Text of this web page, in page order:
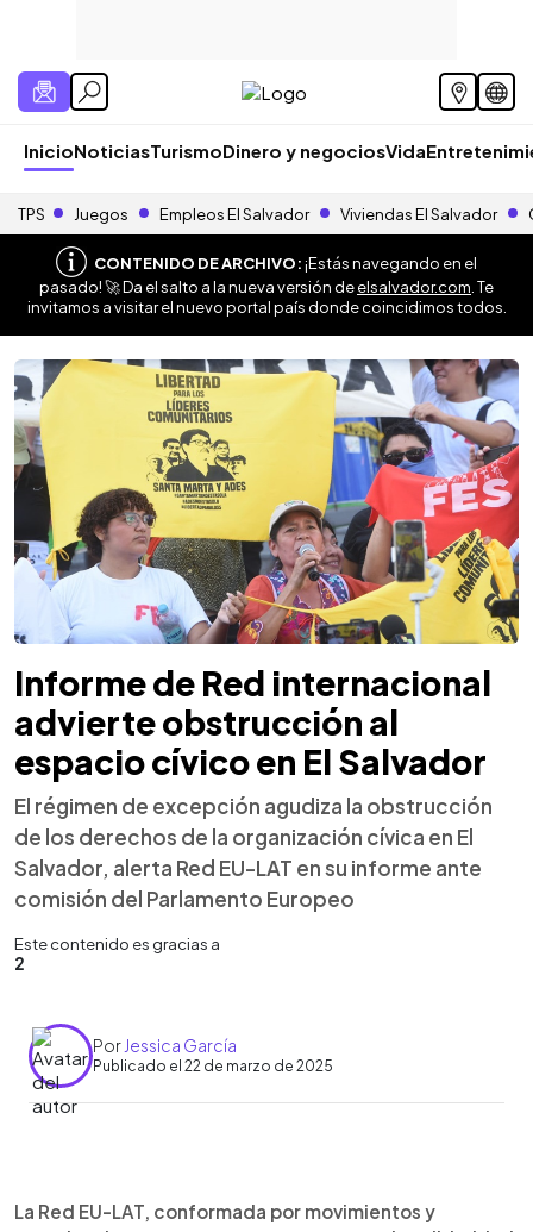
InicioNoticiasTurismoDinero y negociosVida
TPS Juegos Empleos El Salvador Viviendas El Salvador
CONTENIDO DE ARCHIVO:¡Estás navegando en el
pasado! 🚀 Da el salto a la nueva versión deelsalvador.com . Te
invitamos a visitar el nuevo portal país donde coincidimos todos.
Informe de Red internacional
advierte obstrucción al
espacio cívico en El Salvador
El régimen de excepción agudiza la obstrucción
de los derechos de la organización cívica en El
Salvador, alerta Red EU-LAT en su informe ante
comisión del Parlamento Europeo
Este contenido es gracias a
2
Por Jessica García
Publicado el 22 de marzo de 2025
► Escuchar artículo
La Red EU-LAT, conformada por movimientos y